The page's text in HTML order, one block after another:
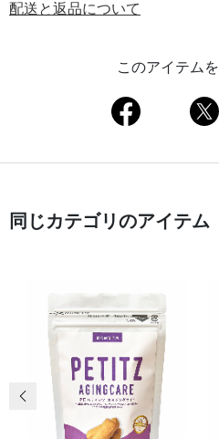
配送と返品について
このアイテム
同じカテゴリのアイテム
前の画像